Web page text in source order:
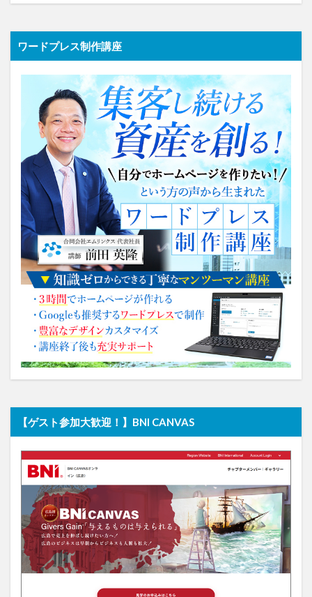
ワードプレス制作講座
【ゲスト参加大歓迎！】BNI CANVAS